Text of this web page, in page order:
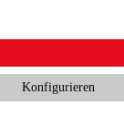
Konfigurieren